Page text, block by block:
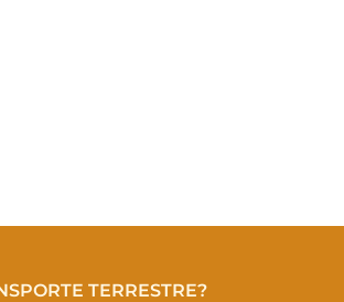
TERRESTRE?